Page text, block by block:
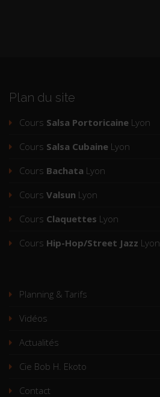
Plan du site
Cours Salsa Portoricaine Lyon
Cours Salsa Cubaine Lyon
Cours Bachata Lyon
Cours Valsun Lyon
Cours Claquettes Lyon
Cours Hip-Hop/Street Jazz Lyon
Planning & Tarifs
Vidéos
Actualités
Cie Bob H. Ekoto
Contact